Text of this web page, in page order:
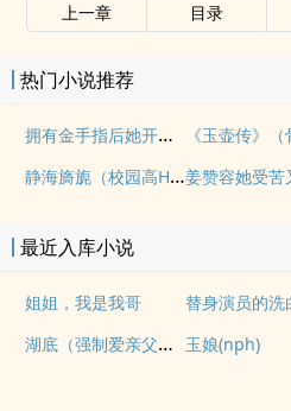
上一章 目录
热门小说推荐
拥有金手指后她开始为所欲为（nph）
静海旖旎（校园高H）
最近入库小说
姐姐，我是我哥
湖底（强制爱亲父女） 玉娘(nph)